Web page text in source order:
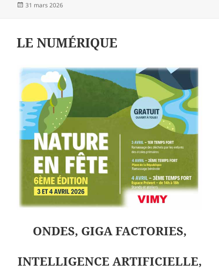
Publié
31 mars 2026
LE NUMÉRIQUE
ONDES, GIGA FACTORIES,
INTELLIGENCE ARTIFICIELLE,